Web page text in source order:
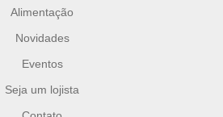
Alimentação
Novidades
Eventos
Seja um lojista